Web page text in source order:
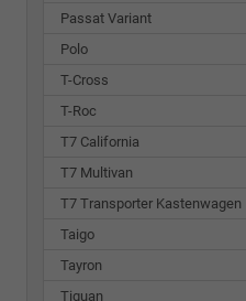
Passat Variant
Polo
T-Cross
T-Roc
T7 California
T7 Multivan
T7 Transporter Kastenwagen
Taigo
Tayron
Tiguan